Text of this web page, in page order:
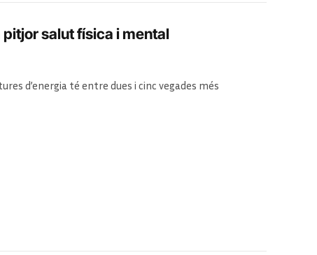
salut física i mental
d’energia té entre dues i cinc vegades més